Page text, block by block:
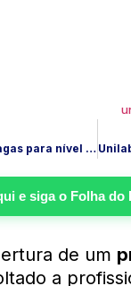
Editais da SEC BA oferecem 2.777 vagas para nível médio e superior
e siga o Folha do
de um
a